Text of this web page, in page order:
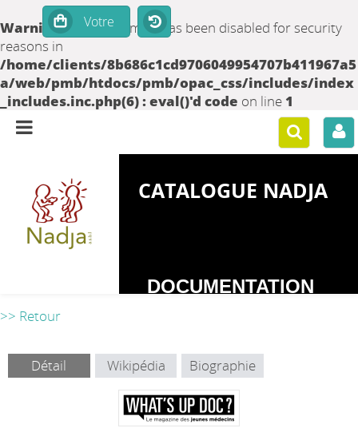
Warning: set_time_limit() has been disabled for security
reasons in
/home/clients/8b686c1cd9706049954707b411967a5
a/web/pmb/htdocs/pmb/opac_css/includes/index
_includes.inc.php(6) : eval()'d code on line 1
CATALOGUE NADJA
DOCUMENTATION
>> Retour
Détail Wikipédia Biographie